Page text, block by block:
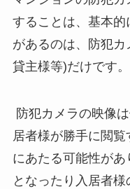
することは、基本
があるのは、防犯
貸主様等)だけです。
防犯カメラの映像
居者様が勝手に閲
にあたる可能性が
となったり入居者